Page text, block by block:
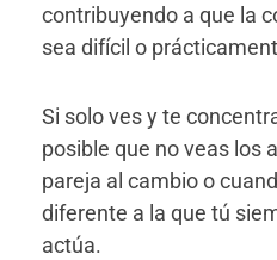
contribuyendo a que la
sea difícil o
Si solo ves y te
posible que no veas los
pareja al cambio o
diferente a la que tú
actúa.